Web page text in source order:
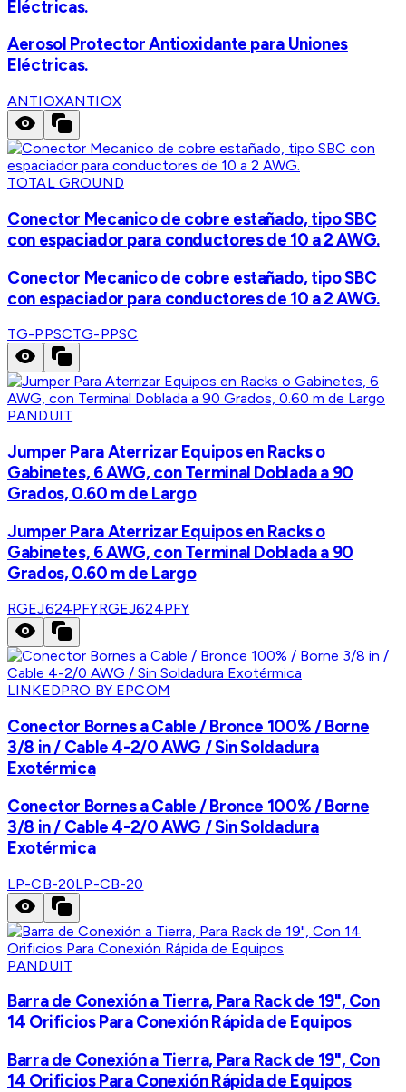
Eléctricas.
Aerosol Protector Antioxidante para Uniones
Eléctricas.
ANTIOXANTIOX
TOTAL GROUND
Conector Mecanico de cobre estañado, tipo SBC
con espaciador para conductores de 10 a 2 AWG.
Conector Mecanico de cobre estañado, tipo SBC
con espaciador para conductores de 10 a 2 AWG.
TG-PPSCTG-PPSC
PANDUIT
Jumper Para Aterrizar Equipos en Racks o
Gabinetes, 6 AWG, con Terminal Doblada a 90
Grados, 0.60 m de Largo
Jumper Para Aterrizar Equipos en Racks o
Gabinetes, 6 AWG, con Terminal Doblada a 90
Grados, 0.60 m de Largo
RGEJ624PFYRGEJ624PFY
LINKEDPRO BY EPCOM
Conector Bornes a Cable / Bronce 100% / Borne
3/8 in / Cable 4-2/0 AWG / Sin Soldadura
Exotérmica
Conector Bornes a Cable / Bronce 100% / Borne
3/8 in / Cable 4-2/0 AWG / Sin Soldadura
Exotérmica
LP-CB-20LP-CB-20
PANDUIT
Barra de Conexión a Tierra, Para Rack de 19", Con
14 Orificios Para Conexión Rápida de Equipos
Barra de Conexión a Tierra, Para Rack de 19", Con
14 Orificios Para Conexión Rápida de Equipos